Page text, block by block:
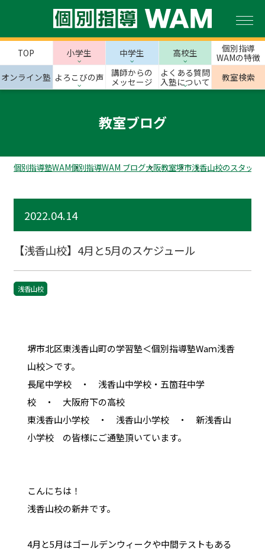
TOP 小学生 中学生 高校生
個別指導
WAMの特徴
オンライン塾 よろこびの声
講師からの
メッセージ
よくある質問
入塾について
教室検索
教室ブログ
個別指導塾WAM個別指導WAM ブログ大阪教室堺市浅香山校のスタッフ
2022.04.14
【浅香山校】4月と5月のスケジュール
浅香山校
堺市北区東浅香山町の学習塾＜個別指導塾Waｍ浅香
山校＞です。
長尾中学校 ・ 浅香山中学校・五箇荘中学
校 ・ 大阪府下の高校
東浅香山小学校 ・ 浅香山小学校 ・ 新浅香山
小学校 の皆様にご通塾頂いています。
こんにちは！
浅香山校の新井です。
4月と5月はゴールデンウィークや中間テストもある